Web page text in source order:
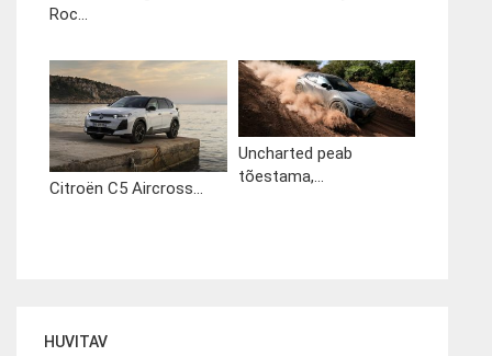
Roc...
Citroën C5 Aircross...
Uncharted peab
tõestama,...
HUVITAV